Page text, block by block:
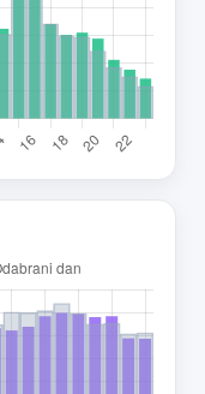
poslati i anonimno.
Pošalji